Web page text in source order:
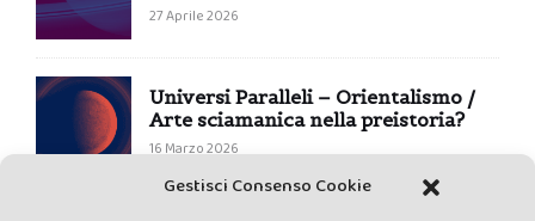
Gestisci Consenso Cookie
27 Aprile 2026
Universi Paralleli – Orientalismo /
Arte sciamanica nella preistoria?
16 Marzo 2026